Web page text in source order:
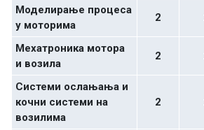
Моделирање процеса
у моторима
2
Mехатроника мотора
и возила
2
Системи ослањања и
кочни системи на
возилима
2